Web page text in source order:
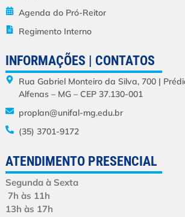
Agenda do Pró-Reitor
Regimento Interno
INFORMAÇÕES | CONTATOS
Rua Gabriel Monteiro da Silva, 700 |
Alfenas – MG – CEP 37.130-001
proplan@unifal-mg.edu.br
(35) 3701-9172
ATENDIMENTO PRESENCIAL
Segunda à Sexta
7h às 11h
13h às 17h